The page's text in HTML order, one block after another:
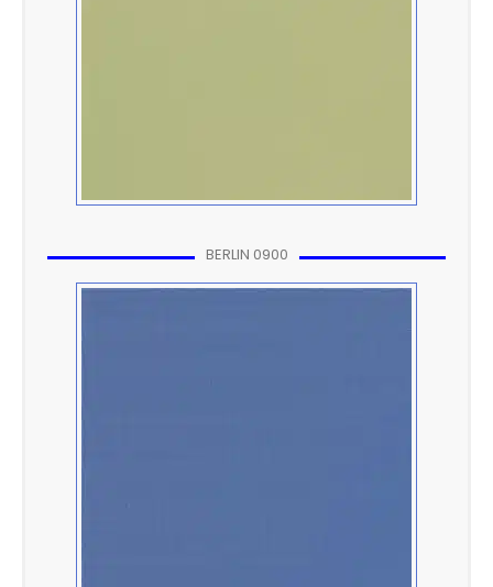
BERLIN 0900